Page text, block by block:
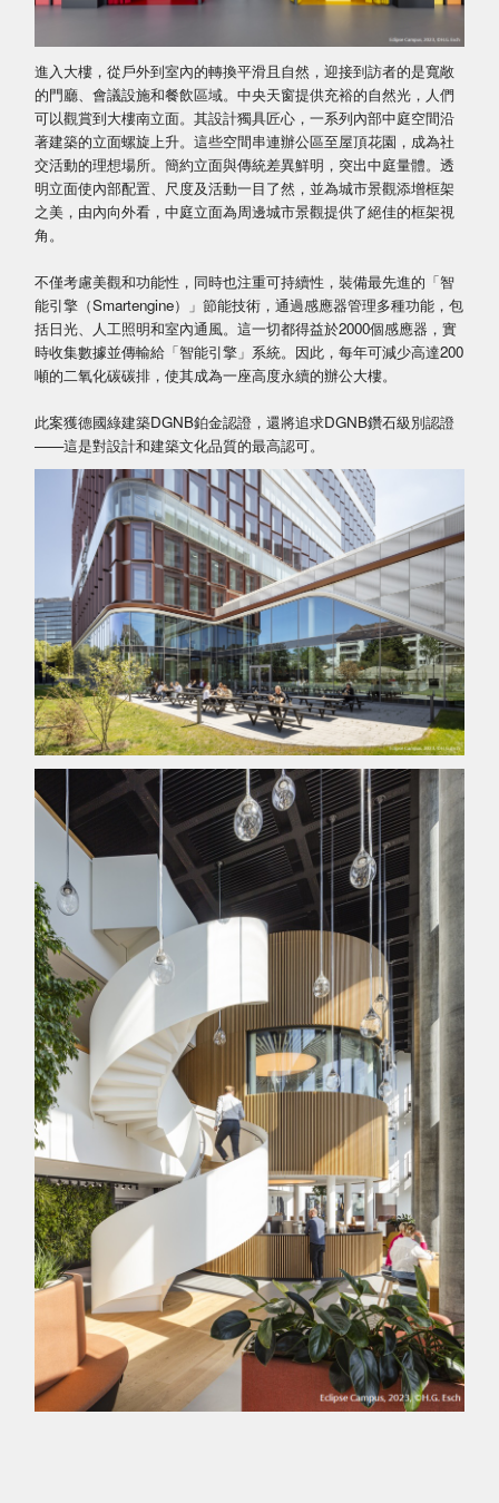
進入大樓，從戶外到室內的轉換平滑且自然，迎接到訪者的是寬敞
的門廳、會議設施和餐飲區域。中央天窗提供充裕的自然光，人們
可以觀賞到大樓南立面。其設計獨具匠心，一系列內部中庭空間沿
著建築的立面螺旋上升。這些空間串連辦公區至屋頂花園，成為社
交活動的理想場所。簡約立面與傳統差異鮮明，突出中庭量體。透
明立面使內部配置、尺度及活動一目了然，並為城市景觀添增框架
之美，由內向外看，中庭立面為周邊城市景觀提供了絕佳的框架視
角。
不僅考慮美觀和功能性，同時也注重可持續性，裝備最先進的「智
能引擎（Smartengine）」節能技術，通過感應器管理多種功能，包
括日光、人工照明和室內通風。這一切都得益於2000個感應器，實
時收集數據並傳輸給「智能引擎」系統。因此，每年可減少高達200
噸的二氧化碳碳排，使其成為一座高度永續的辦公大樓。
此案獲德國綠建築DGNB鉑金認證，還將追求DGNB鑽石級別認證
——這是對設計和建築文化品質的最高認可。